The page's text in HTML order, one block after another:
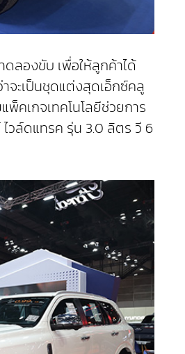
ดลองขับ เพื่อให้ลูกค้าได้
จะเป็นชุดแต่งสุดเอ็กซ์คลู
พ็คเกจเทคโนโลยีช่วยการ
วล์ดแทรค รุ่น 3.0 ลิตร วี 6